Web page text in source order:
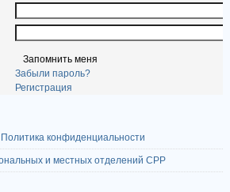
Запомнить меня
Забыли пароль?
Регистрация
конфиденциальности
и местных отделений СРР